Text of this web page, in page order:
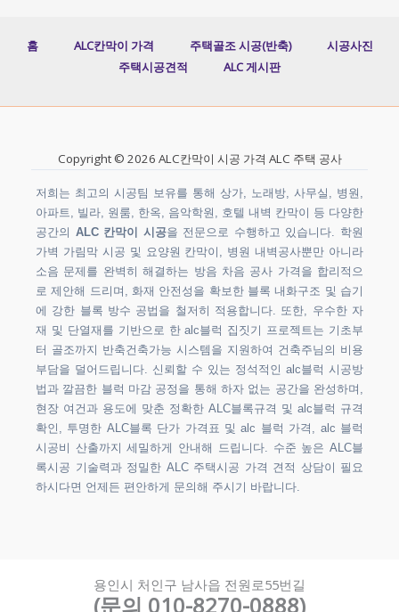
홈 ALC칸막이 가격 주택골조 시공(반축)
시공사진
주택시공견적
ALC 게시판
Copyright © 2026 ALC칸막이 시공 가격 ALC 주택 공사
저희는 최고의 시공팀 보유를 통해 상가, 노래방, 사무실, 병원,
아파트, 빌라, 원룸, 한옥, 음악학원, 호텔 내벽 칸막이 등 다양한
공간의 ALC 칸막이 시공을 전문으로 수행하고 있습니다. 학원
가벽 가림막 시공 및 요양원 칸막이, 병원 내벽공사뿐만 아니라
소음 문제를 완벽히 해결하는 방음 차음 공사 가격을 합리적으
로 제안해 드리며, 화재 안전성을 확보한 블록 내화구조 및 습기
에 강한 블록 방수 공법을 철저히 적용합니다. 또한, 우수한 자
재 및 단열재를 기반으로 한 alc블럭 집짓기 프로젝트는 기초부
터 골조까지 반축건축가능 시스템을 지원하여 건축주님의 비용
부담을 덜어드립니다. 신뢰할 수 있는 정석적인 alc블럭 시공방
법과 깔끔한 블럭 마감 공정을 통해 하자 없는 공간을 완성하며,
현장 여건과 용도에 맞춘 정확한 ALC블록규격 및 alc블럭 규격
확인, 투명한 ALC블록 단가 가격표 및 alc 블럭 가격, alc 블럭
시공비 산출까지 세밀하게 안내해 드립니다. 수준 높은 ALC블
록시공 기술력과 정밀한 ALC 주택시공 가격 견적 상담이 필요
하시다면 언제든 편안하게 문의해 주시기 바랍니다.
용인시 처인구 남사읍 전원로55번길
(문의 010-8270-0888)